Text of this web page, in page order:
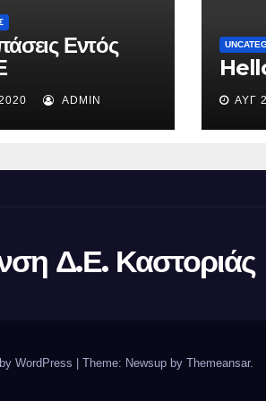
Εντός
ADMIN ΑΥΓ
Δ.Ε. Καστοριάς
WordPress Theme: Newsup by Themeansar.